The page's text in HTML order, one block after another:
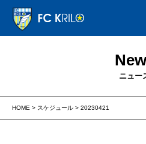
ニュー
HOME > スケジュール > 20230421